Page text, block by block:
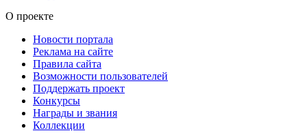
О проекте
Новости портала
Реклама на сайте
Правила сайта
Возможности пользователей
Поддержать проект
Конкурсы
Награды и звания
Коллекции